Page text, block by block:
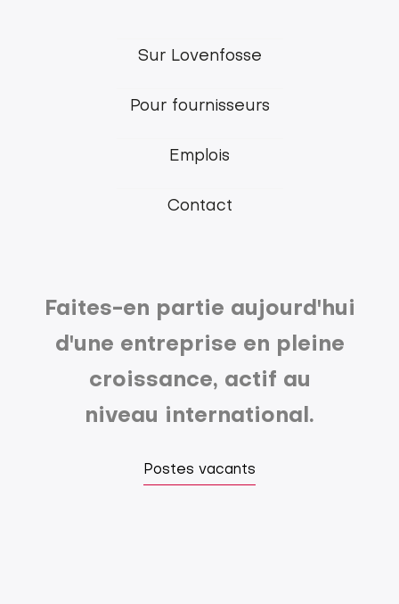
Lovenfosse
menu
Sur Lovenfosse
Pour fournisseurs
Emplois
Contact
Faites-en partie aujourd'hui
d'une entreprise en pleine
croissance, actif au
niveau international.
Postes vacants